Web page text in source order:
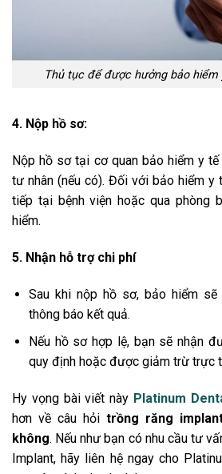
Thủ tục để được hưởng bảo hiểm
4. Nộp hồ sơ:
Nộp hồ sơ tại cơ quan bảo hiểm y
tư nhân (nếu có). Đối với bảo hiểm y
tiếp tại bệnh viện hoặc qua phòng
hiểm.
5. Nhận hỗ trợ chi phí
Sau khi nộp hồ sơ, bảo hiểm
thông báo kết quả.
Nếu hồ sơ hợp lệ, bạn sẽ nhận
quy định hoặc được giảm trừ trực
Hy vọng bài viết này Platinum
hơn về câu hỏi trồng răng
không. Nếu như bạn có nhu cầu tư
Implant, hãy liên hệ ngay cho